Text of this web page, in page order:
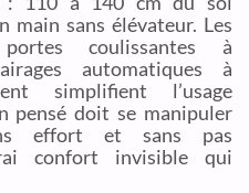
main sans élévateur. Les
coulissantes à
automatiques à
simplifient l’usage
pensé doit se manipuler
effort et sans pas
confort invisible qui